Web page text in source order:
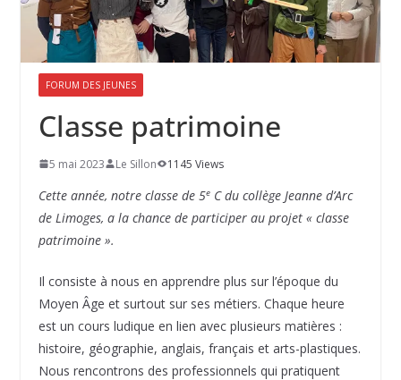
FORUM DES JEUNES
Classe patrimoine
5 mai 2023 Le Sillon 1145 Views
Cette année, notre classe de 5eC du collège Jeanne d’Arc
de Limoges, a la chance de participer au projet « classe
patrimoine ».
Il consiste à nous en apprendre plus sur l’époque du
Moyen Âge et surtout sur ses métiers. Chaque heure
est un cours ludique en lien avec plusieurs matières :
histoire, géographie, anglais, français et arts-plastiques.
Nous rencontrons des professionnels qui pratiquent